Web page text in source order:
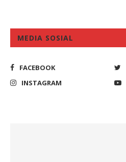
MEDIA SOSIAL
FACEBOOK
INSTAGRAM